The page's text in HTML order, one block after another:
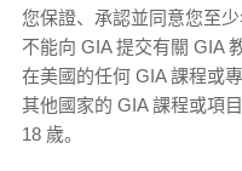
您保證、承認並同意您至
不能向 GIA 提交有關 GIA
在美國的任何 GIA 課程或
其他國家的 GIA 課程或項
18 歲。